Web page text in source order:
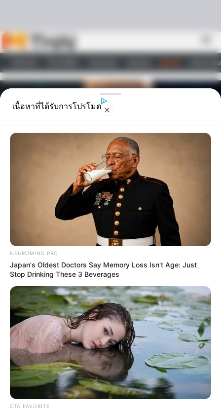
วอลเปเ
ไลฟ์สไตล์
ดูดวง
เคล็ดลับเสริมดวง วันศุกร์
ที่ 19 พฤษภาคม 2566
การทำบุญเสริมดวงตามวันเกิดที่เหมาะกับผู้ที่เกิดในแต่ละวันนั้นจะมี
เคล็ดลับเสริมดวงอย่างไรบ้าง อ.มิก พชร ทูตเทวะ ได้ให้ข้อมูลไว้ดังนี้
ค่ะ
เนื้อหาที่ได้รับการโปรโมต
NEUROMIND PRO
Japan's Oldest Doctors Say Memory Loss Isn't Age: Just
Stop Drinking These 3 Beverages
CTA FAVORITE